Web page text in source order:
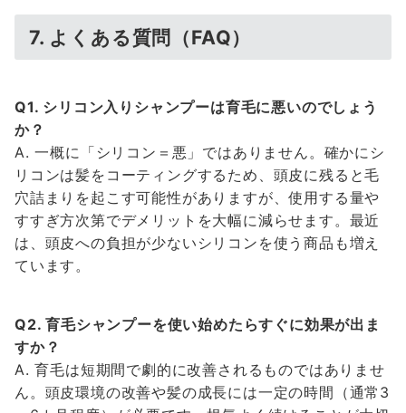
7. よくある質問（FAQ）
Q1. シリコン入りシャンプーは育毛に悪いのでしょう
か？
A. 一概に「シリコン＝悪」ではありません。確かにシ
リコンは髪をコーティングするため、頭皮に残ると毛
穴詰まりを起こす可能性がありますが、使用する量や
すすぎ方次第でデメリットを大幅に減らせます。最近
は、頭皮への負担が少ないシリコンを使う商品も増え
ています。
Q2. 育毛シャンプーを使い始めたらすぐに効果が出ま
すか？
A. 育毛は短期間で劇的に改善されるものではありませ
ん。頭皮環境の改善や髪の成長には一定の時間（通常3